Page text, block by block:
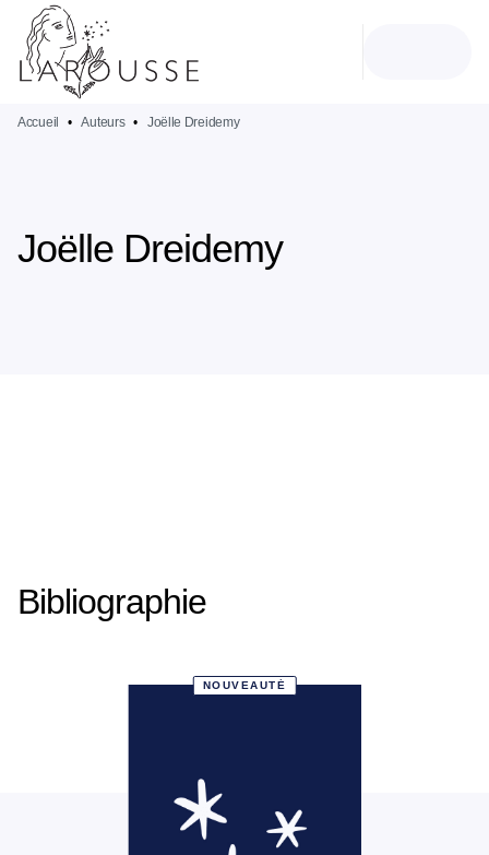
MENU
PIED DE PAGE
Accueil • Auteurs • Joëlle Dreidemy
Joëlle Dreidemy
Bibliographie
NOUVEAUTÉ